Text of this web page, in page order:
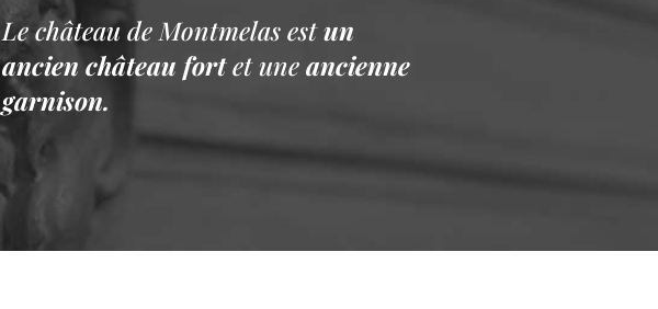
Le château de Montmelas est un
ancien château fort et une ancienne
garnison.